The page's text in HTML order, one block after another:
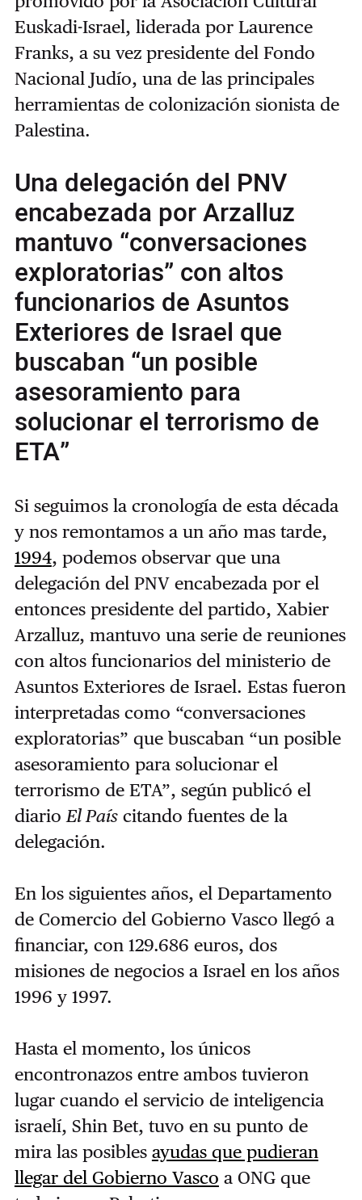
Euskadi-Israel, liderada por Laurence
Franks, a su vez presidente del Fondo
Nacional Judío, una de las principales
herramientas de colonización sionista de
Palestina.
Una delegación del PNV
encabezada por Arzalluz
mantuvo “conversaciones
exploratorias” con altos
funcionarios de Asuntos
Exteriores de Israel que
buscaban “un posible
asesoramiento para
solucionar el terrorismo de
ETA”
Si seguimos la cronología de esta década
y nos remontamos a un año mas tarde,
1994, podemos observar que una
delegación del PNV encabezada por el
entonces presidente del partido, Xabier
Arzalluz, mantuvo una serie de reuniones
con altos funcionarios del ministerio de
Asuntos Exteriores de Israel. Estas fueron
interpretadas como “conversaciones
exploratorias” que buscaban “un posible
asesoramiento para solucionar el
terrorismo de ETA”, según publicó el
diario El Paíscitando fuentes de la
delegación.
En los siguientes años, el Departamento
de Comercio del Gobierno Vasco llegó a
financiar, con 129.686 euros, dos
misiones de negocios a Israel en los años
1996 y 1997.
Hasta el momento, los únicos
encontronazos entre ambos tuvieron
lugar cuando el servicio de inteligencia
israelí, Shin Bet, tuvo en su punto de
mira las posibles ayudas que pudieran
llegar del Gobierno Vasco a ONG que